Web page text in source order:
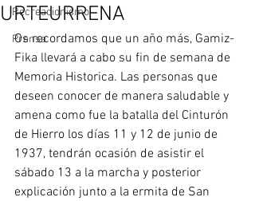
Recreacionismo
Prensa
URTEURRENA
Os recordamos que un año más, Gamiz-
Fika llevará a cabo su fin de semana de
Memoria Historica. Las personas que
deseen conocer de manera saludable y
amena como fue la batalla del Cinturón
de Hierro los días 11 y 12 de junio de
1937, tendrán ocasión de asistir el
sábado 13 a la marcha y posterior
explicación junto a la ermita de San